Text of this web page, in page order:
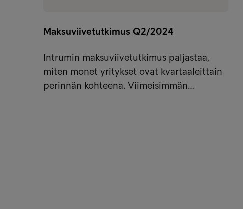
Maksuviivetutkimus Q2/2024
Intrumin maksuviivetutkimus paljastaa,
miten monet yritykset ovat kvartaaleittain
perinnän kohteena. Viimeisimmän…